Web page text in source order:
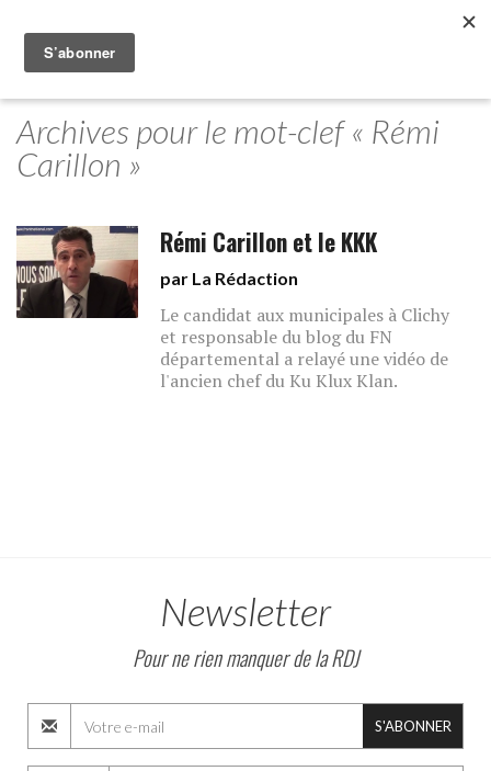
Archives pour le mot-clef « Rémi
Carillon »
Rémi Carillon et le KKK
par La Rédaction
Le candidat aux municipales à Clichy
et responsable du blog du FN
départemental a relayé une vidéo de
l'ancien chef du Ku Klux Klan.
Newsletter
Pour ne rien manquer de la RDJ
S'ABONNER